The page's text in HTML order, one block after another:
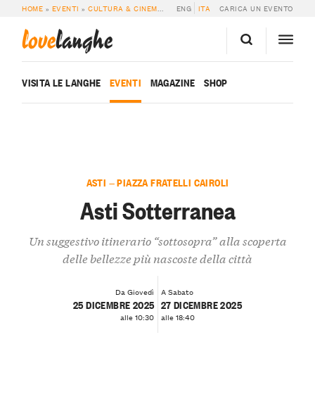
HOME » EVENTI »CULTURA & CINEMA » ASTI SOTTERRANEA
ENG ITA CARICA UN EVENTO
lovelanghe
VISITA LE LANGHE EVENTI MAGAZINE SHOP
ASTI — PIAZZA FRATELLI CAIROLI
Asti Sotterranea
Un suggestivo itinerario “sottosopra” alla scoperta
delle bellezze più nascoste della città
Da Giovedì
25 DICEMBRE 2025
alle 10:30
A Sabato
27 DICEMBRE 2025
alle 18:40